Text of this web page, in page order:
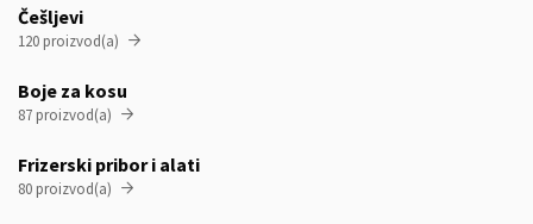
Češljevi
120 proizvod(a) 
Boje za kosu
87 proizvod(a) 
Frizerski pribor i alati
80 proizvod(a) 